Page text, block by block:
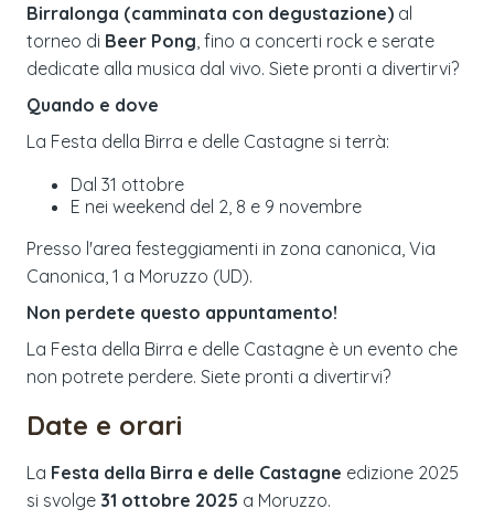
Birralonga (camminata con degustazione) al
torneo di Beer Pong , fino a concerti rock e serate
dedicate alla musica dal vivo. Siete pronti a divertirvi?
Quando e dove
La Festa della Birra e delle Castagne si terrà:
Dal 31 ottobre
E nei weekend del 2, 8 e 9 novembre
Presso l'area festeggiamenti in zona canonica, Via
Canonica, 1 a Moruzzo (UD).
Non perdete questo appuntamento!
La Festa della Birra e delle Castagne è un evento che
non potrete perdere. Siete pronti a divertirvi?
Date e orari
La Festa della Birra e delle Castagne edizione 2025
si svolge 31 ottobre 2025 a Moruzzo.